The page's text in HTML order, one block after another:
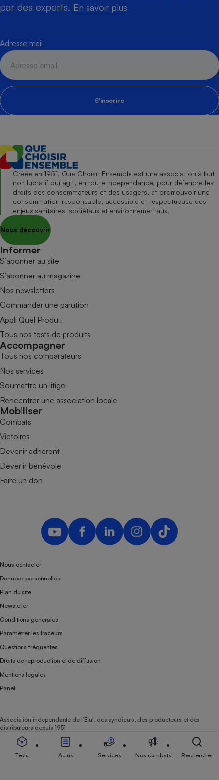
par des experts. En savoir plus
Adresse mail
S'inscrire
Créée en 1951, Que Choisir Ensemble est une association à but
non lucratif qui agit, en toute indépendance, pour défendre les
droits des consommateurs et des usagers, et promouvoir une
consommation responsable, accessible et respectueuse des
enjeux sanitaires, sociétaux et environnementaux.
Nous découvrir
Informer
S’abonner au site
S’abonner au magazine
Nos newsletters
Commander une parution
Appli Quel Produit
Tous nos tests de produits
Accompagner
Tous nos comparateurs
Nos services
Soumettre un litige
Rencontrer une association locale
Mobiliser
Combats
Victoires
Devenir adhérent
Devenir bénévole
Faire un don
Nous contacter
Données personnelles
Plan du site
Newsletter
Conditions générales
Paramétrer les traceurs
Questions fréquentes
Droits de reproduction et de diffusion
Mentions légales
Panel
Association indépendante de l’État, des syndicats, des producteurs et des
distributeurs depuis 1951.
Tests Actus Services Nos combats Rechercher